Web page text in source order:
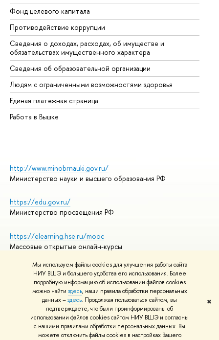
Мы используем файлы cookies для улучшения работы сайта
НИУ ВШЭ и большего удобства его использования. Более
подробную информацию об использовании файлов cookies
можно найти здесь, наши правила обработки персональных
данных –здесь. Продолжая пользоваться сайтом, вы
подтверждаете, что были проинформированы об
использовании файлов cookies сайтом НИУ ВШЭ и согласны
с нашими правилами обработки персональных данных. Вы
можете отключить файлы cookies в настройках Вашего
✖
Фонд целевого капитала
Противодействие коррупции
Сведения о доходах, расходах, об имуществе и
обязательствах имущественного характера
Сведения об образовательной организации
Людям с ограниченными возможностями здоровья
Единая платежная страница
Работа в Вышке
http://www.minobrnauki.gov.ru/
Министерство науки и высшего образования РФ
https://edu.gov.ru/
Министерство просвещения РФ
https://elearning.hse.ru/mooc
Массовые открытые онлайн-курсы
© НИУ ВШЭ 1993–2026
Адреса и контакты
Условия использования материалов
Политика конфиденциальности
Правила применения рекомендательных технологий в НИУ ВШЭ
Карта сайта